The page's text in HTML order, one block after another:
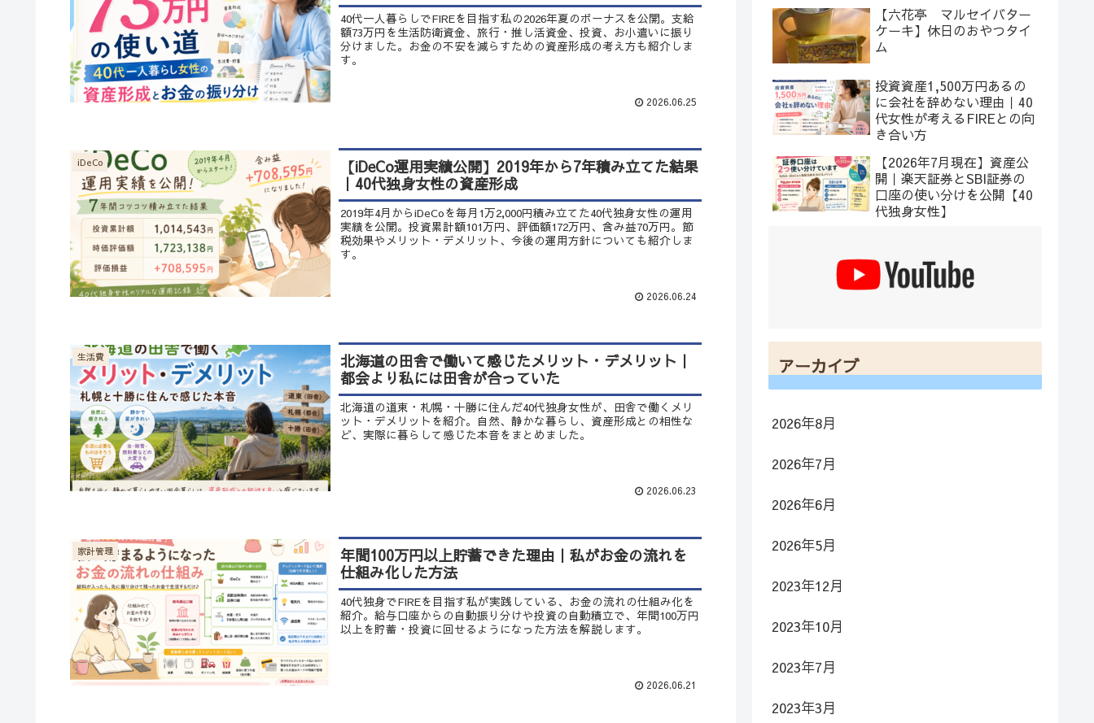
40代一人暮らしでFIREを目指す私の2026年夏のボーナスを公開。支給
額73万円を生活防衛資金、旅行・推し活資金、投資、お小遣いに振り
分けました。お金の不安を減らすための資産形成の考え方も紹介しま
す。
2026.06.25
iDeCo
【iDeCo運用実績公開】2019年から7年積み立てた結果
｜40代独身女性の資産形成
2019年4月からiDeCoを毎月1万2,000円積み立てた40代独身女性の運用
実績を公開。投資累計額101万円、評価額172万円、含み益70万円。節
税効果やメリット・デメリット、今後の運用方針についても紹介しま
す。
2026.06.24
生活費
北海道の田舎で働いて感じたメリット・デメリット｜
都会より私には田舎が合っていた
北海道の道東・札幌・十勝に住んだ40代独身女性が、田舎で働くメリ
ット・デメリットを紹介。自然、静かな暮らし、資産形成との相性な
ど、実際に暮らして感じた本音をまとめました。
2026.06.23
家計管理
年間100万円以上貯蓄できた理由｜私がお金の流れを
仕組み化した方法
40代独身でFIREを目指す私が実践している、お金の流れの仕組み化を
紹介。給与口座からの自動振り分けや投資の自動積立で、年間100万円
以上を貯蓄・投資に回せるようになった方法を解説します。
2026.06.21
【六花亭 マルセイバター
ケーキ】休日のおやつタイ
ム
投資資産1,500万円あるの
に会社を辞めない理由｜40
代女性が考えるFIREとの向
き合い方
【2026年7月現在】資産公
開｜楽天証券とSBI証券の
口座の使い分けを公開【40
代独身女性】
アーカイブ
2026年8月
2026年7月
2026年6月
2026年5月
2023年12月
2023年10月
2023年7月
2023年3月